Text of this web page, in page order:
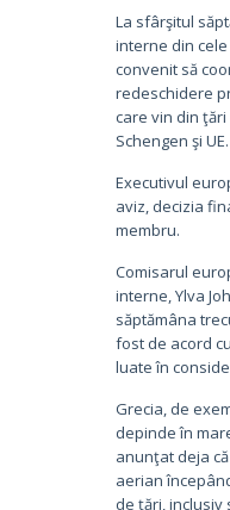
La sfârşitul
interne din
convenit să
redeschidere
care vin din
Schengen şi UE.
Executivul
aviz, decizia
membru.
Comisarul
interne, Ylva
săptămâna
fost de acord
luate în
Grecia, de
depinde în
anunţat deja
aerian
de ţări, inclusiv